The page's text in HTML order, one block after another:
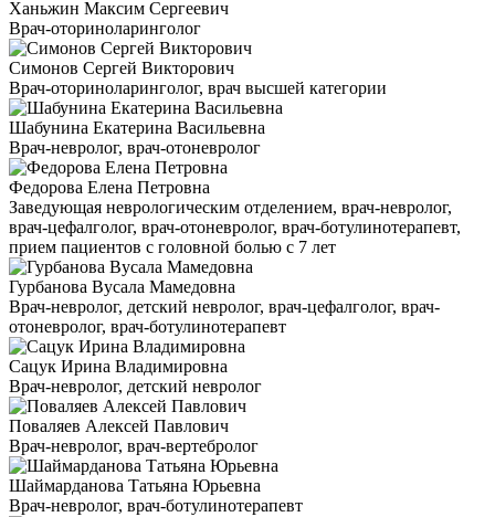
Ханьжин Максим Сергеевич
Врач-оториноларинголог
Симонов Сергей Викторович
Врач-оториноларинголог, врач высшей категории
Шабунина Екатерина Васильевна
Врач-невролог, врач-отоневролог
Федорова Елена Петровна
Заведующая неврологическим отделением, врач-невролог,
врач-цефалголог, врач-отоневролог, врач-ботулинотерапевт,
прием пациентов с головной болью с 7 лет
Гурбанова Вусала Мамедовна
Врач-невролог, детский невролог, врач-цефалголог, врач-
отоневролог, врач-ботулинотерапевт
Сацук Ирина Владимировна
Врач-невролог, детский невролог
Поваляев Алексей Павлович
Врач-невролог, врач-вертебролог
Шаймарданова Татьяна Юрьевна
Врач-невролог, врач-ботулинотерапевт